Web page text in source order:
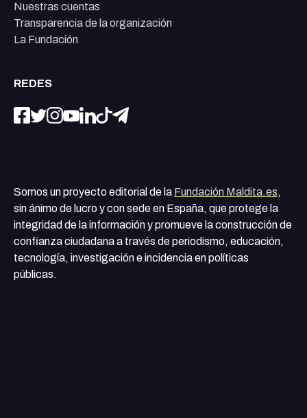
Nuestras cuentas
Transparencia de la organización
La Fundación
REDES
Somos un proyecto editorial de la Fundación Maldita.es,
sin ánimo de lucro y con sede en España, que protege la
integridad de la información y promueve la construcción de
confianza ciudadana a través de periodismo, educación,
tecnología, investigación e incidencia en políticas
públicas.